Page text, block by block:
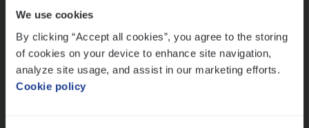
We use cookies
By clicking “Accept all cookies”, you agree to the storing
of cookies on your device to enhance site navigation,
analyze site usage, and assist in our marketing efforts.
Cookie policy
Scha­de­be­heer­der verzekeringen
Claims Management
Sint-Niklaas/Temse